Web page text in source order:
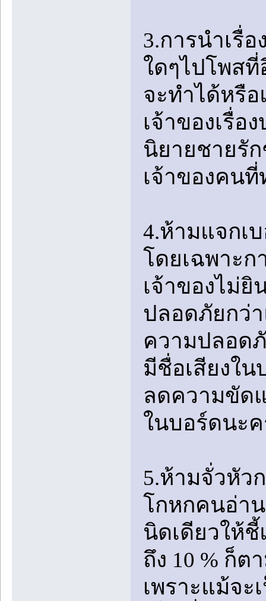
3.การนำเรื่
ใดๆไปโพสที่
จะทำได้หรื
เจ้าของเรื่อ
นิยายชายรั
เจ้าของคน
4.ห้ามแจกเ
โดยเฉพาะก
เจ้าของไม่
ปลอดภัยกว่
ความปลอด
มีชื่อเสียงใน
ลดความขัด
ในบอร์ดนะ
5.ห้ามจั่วหัว
โกหกคนอ่า
นิดเดียวให้
ถึง 10 % ก็ต
เพราะแม้จะ